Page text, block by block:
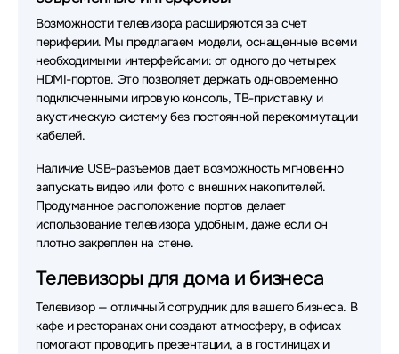
Возможности телевизора расширяются за счет
периферии. Мы предлагаем модели, оснащенные всеми
необходимыми интерфейсами: от одного до четырех
HDMI-портов. Это позволяет держать одновременно
подключенными игровую консоль, ТВ-приставку и
акустическую систему без постоянной перекоммутации
кабелей.
Наличие USB-разъемов дает возможность мгновенно
запускать видео или фото с внешних накопителей.
Продуманное расположение портов делает
использование телевизора удобным, даже если он
плотно закреплен на стене.
Телевизоры для дома и бизнеса
Телевизор — отличный сотрудник для вашего бизнеса. В
кафе и ресторанах они создают атмосферу, в офисах
помогают проводить презентации, а в гостиницах и